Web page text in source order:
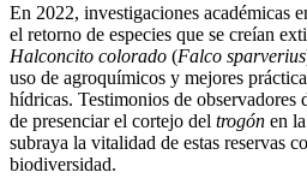
En 2022, investigaciones académicas
el retorno de especies que se creían
Halconcito colorado (Falco sparverius
uso de agroquímicos y mejores
hídricas. Testimonios de observadores
de presenciar el cortejo del trogón en
subraya la vitalidad de estas reservas
biodiversidad.